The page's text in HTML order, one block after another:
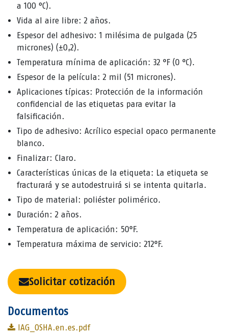
a 100 °C).
Vida al aire libre: 2 años.
Espesor del adhesivo: 1 milésima de pulgada (25
micrones) (±0,2).
Temperatura mínima de aplicación: 32 °F (0 °C).
Espesor de la película: 2 mil (51 micrones).
Aplicaciones típicas: Protección de la información
confidencial de las etiquetas para evitar la
falsificación.
Tipo de adhesivo: Acrílico especial opaco permanente
blanco.
Finalizar: Claro.
Características únicas de la etiqueta: La etiqueta se
fracturará y se autodestruirá si se intenta quitarla.
Tipo de material: poliéster polimérico.
Duración: 2 años.
Temperatura de aplicación: 50°F.
Temperatura máxima de servicio: 212°F.
Solicitar cotización
Documentos
IAG_OSHA.en.es.pdf